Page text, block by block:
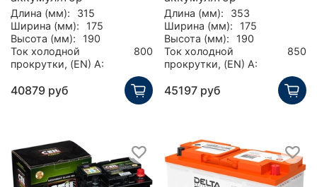
Длина (мм):
315
Ширина (мм):
175
Высота (мм):
190
Ток холодной
прокрутки, (EN) А:
800
40879 руб
Длина (мм):
353
Ширина (мм):
175
Высота (мм):
190
Ток холодной
прокрутки, (EN) А:
850
45197 руб